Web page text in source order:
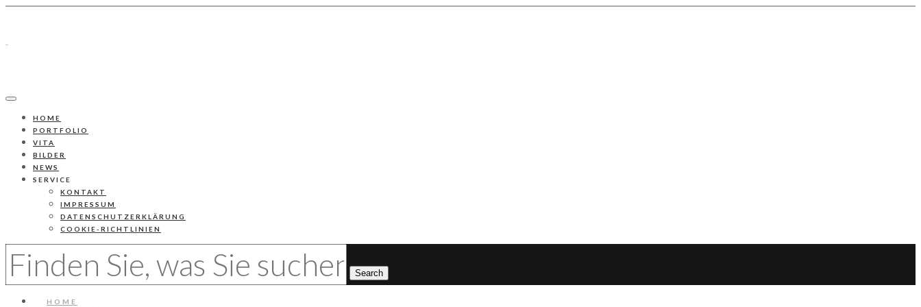
HOME
PORTFOLIO
VITA
BILDER
NEWS
SERVICE
KONTAKT
IMPRESSUM
DATENSCHUTZERKLÄRUNG
COOKIE-RICHTLINIEN
HOME